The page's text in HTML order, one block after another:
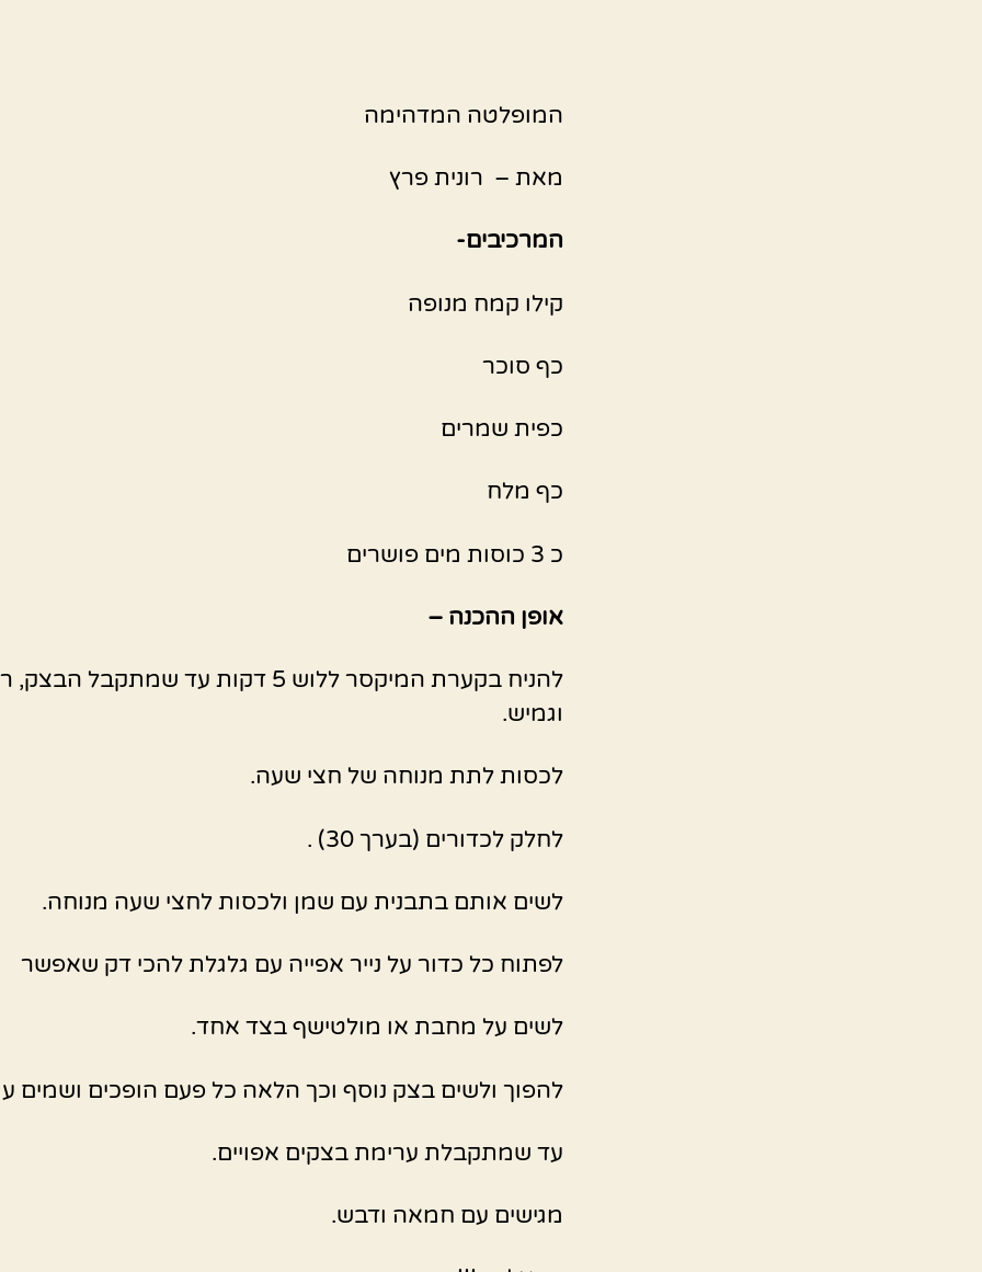
המופלטה המדהימה
מאת – רונית פרץ
המרכיבים-
קילו קמח מנופה
כף סוכר
כפית שמרים
כף מלח
כ 3 כוסות מים פושרים
אופן ההכנה –
להניח בקערת המיקסר ללוש 5 דקות עד שמתקבל
וגמיש.
לכסות לתת מנוחה של חצי שעה.
לחלק לכדורים (בערך 30) .
לשים אותם בתבנית עם שמן ולכסות לחצי שעה מנוחה.
לפתוח כל כדור על נייר אפייה עם גלגלת להכי דק שאפשר
לשים על מחבת או מולטישף בצד אחד.
להפוך ולשים בצק נוסף וכך הלאה כל פעם הופכים ושמים
עד שמתקבלת ערימת בצקים אפויים.
מגישים עם חמאה ודבש.